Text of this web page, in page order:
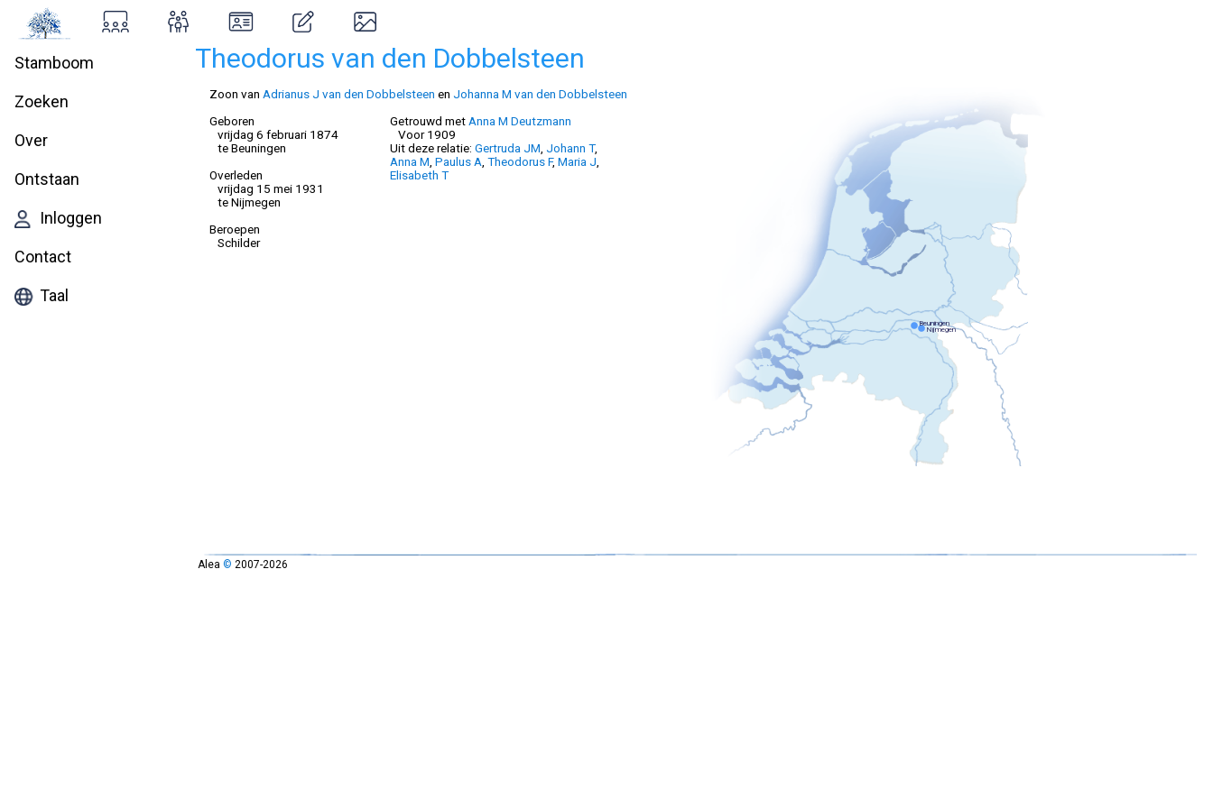
Stamboom
Zoeken
Over
Ontstaan
Inloggen
Contact
Taal
Theodorus van den Dobbelsteen
Zoon van Adrianus J van den Dobbelsteen en Johanna M van den Dobbelsteen
Geboren
vrijdag 6 februari 1874
te Beuningen
Overleden
vrijdag 15 mei 1931
te Nijmegen
Beroepen
Schilder
Getrouwd metAnna M Deutzmann
Voor 1909
Uit deze relatie: Gertruda JM, Johann T,
Anna M, Paulus A, Theodorus F, Maria J,
Elisabeth T
Alea © 2007-2026